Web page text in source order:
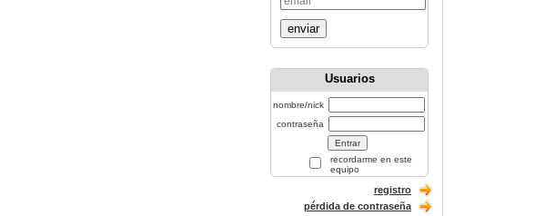
enviar
Usuarios
nombre/nick
contraseña
recordarme en este
equipo
registro
pérdida de contraseña